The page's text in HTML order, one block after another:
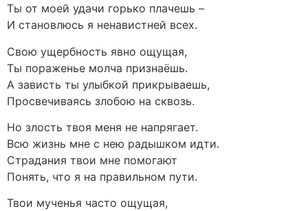
Ты от моей удачи горько плачешь –
И становлюсь я ненавистней всех.
Свою ущербность явно ощущая,
Ты пораженье молча признаёшь.
А зависть ты улыбкой прикрываешь,
Просвечиваясь злобою на сквозь.
Но злость твоя меня не напрягает.
Всю жизнь мне с нею радышком идти.
Страдания твои мне помогают
Понять, что я на правильном пути.
Твои мученья часто ощущая,